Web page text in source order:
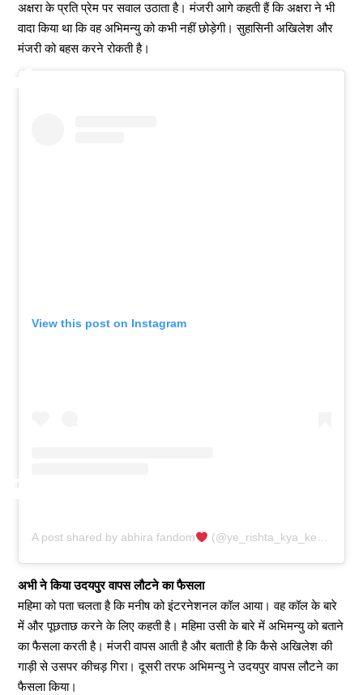
अक्षरा के प्रति प्रेम पर सवाल उठाता है। मंजरी आगे कहती हैं कि अक्षरा ने भी
वादा किया था कि वह अभिमन्यु को कभी नहीं छोड़ेगी। सुहासिनी अखिलेश और
मंजरी को बहस करने रोकती है।
View this post on Instagram
A post shared by abhira fandom (@ye_rishta_kya_kehlata_haii)
अभी ने किया उदयपुर वापस लौटने का फैसला
महिमा को पता चलता है कि मनीष को इंटरनेशनल कॉल आया। वह कॉल के बारे
में और पूछताछ करने के लिए कहती है। महिमा उसी के बारे में अभिमन्यु को बताने
का फैसला करती है। मंजरी वापस आती है और बताती है कि कैसे अखिलेश की
गाड़ी से उसपर कीचड़ गिरा। दूसरी तरफ अभिमन्यु ने उदयपुर वापस लौटने का
फैसला किया।